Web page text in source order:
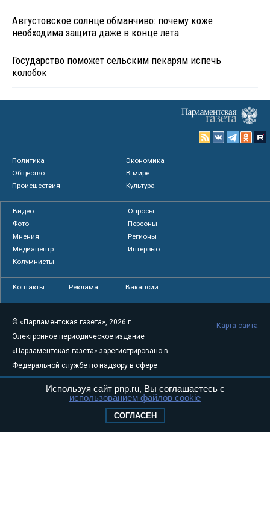
Августовское солнце обманчиво: почему коже
необходима защита даже в конце лета
Государство поможет сельским пекарям испечь
колобок
Политика
Экономика
Общество
В мире
Происшествия
Культура
Видео
Опросы
Фото
Персоны
Мнения
Регионы
Медиацентр
Интервью
Колумнисты
Контакты Реклама Вакансии
© «Парламентская газета», 2026 г.
Электронное периодическое издание
«Парламентская газета» зарегистрировано в
Федеральной службе по надзору в сфере
связи, информационных технологий и
массовых коммуникаций (Роскомнадзор) 05
Свидетельство о регистрации Эл № ФС77-
Карта сайта
Используя сайт pnp.ru, Вы соглашаетесь с
использованием файлов cookie
СОГЛАСЕН